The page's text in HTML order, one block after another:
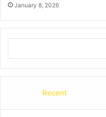
January 8, 2026
Recent